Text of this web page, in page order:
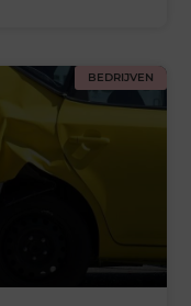
BEDRIJVEN